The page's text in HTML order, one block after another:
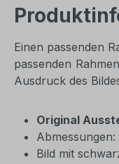
Einen passenden
passenden
Ausdruck des
Original
Bild mit